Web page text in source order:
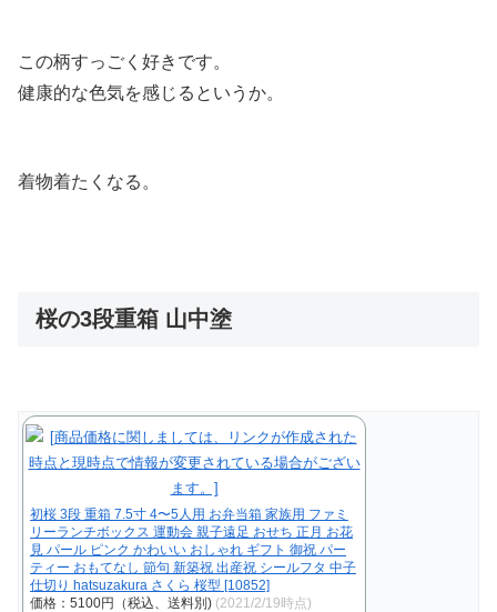
この柄すっごく好きです。
健康的な色気を感じるというか。
着物着たくなる。
桜の3段重箱 山中塗
初桜 3段 重箱 7.5寸 4〜5人用 お弁当箱 家族用 ファミ
リーランチボックス 運動会 親子遠足 おせち 正月 お花
見 パール ピンク かわいい おしゃれ ギフト 御祝 パー
ティー おもてなし 節句 新築祝 出産祝 シールフタ 中子
仕切り hatsuzakura さくら 桜型 [10852]
価格：5100円（税込、送料別) (2021/2/19時点)